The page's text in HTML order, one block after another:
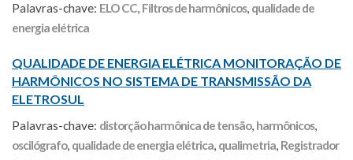
Palavras-chave: ELO CC, Filtros de harmônicos, qualidade de
energia elétrica
QUALIDADE DE ENERGIA ELÉTRICA MONITORAÇÃO DE
HARMÔNICOS NO SISTEMA DE TRANSMISSÃO DA
ELETROSUL
Palavras-chave: distorção harmônica de tensão, harmônicos,
oscilógrafo, qualidade de energia elétrica, qualimetria, Registrador